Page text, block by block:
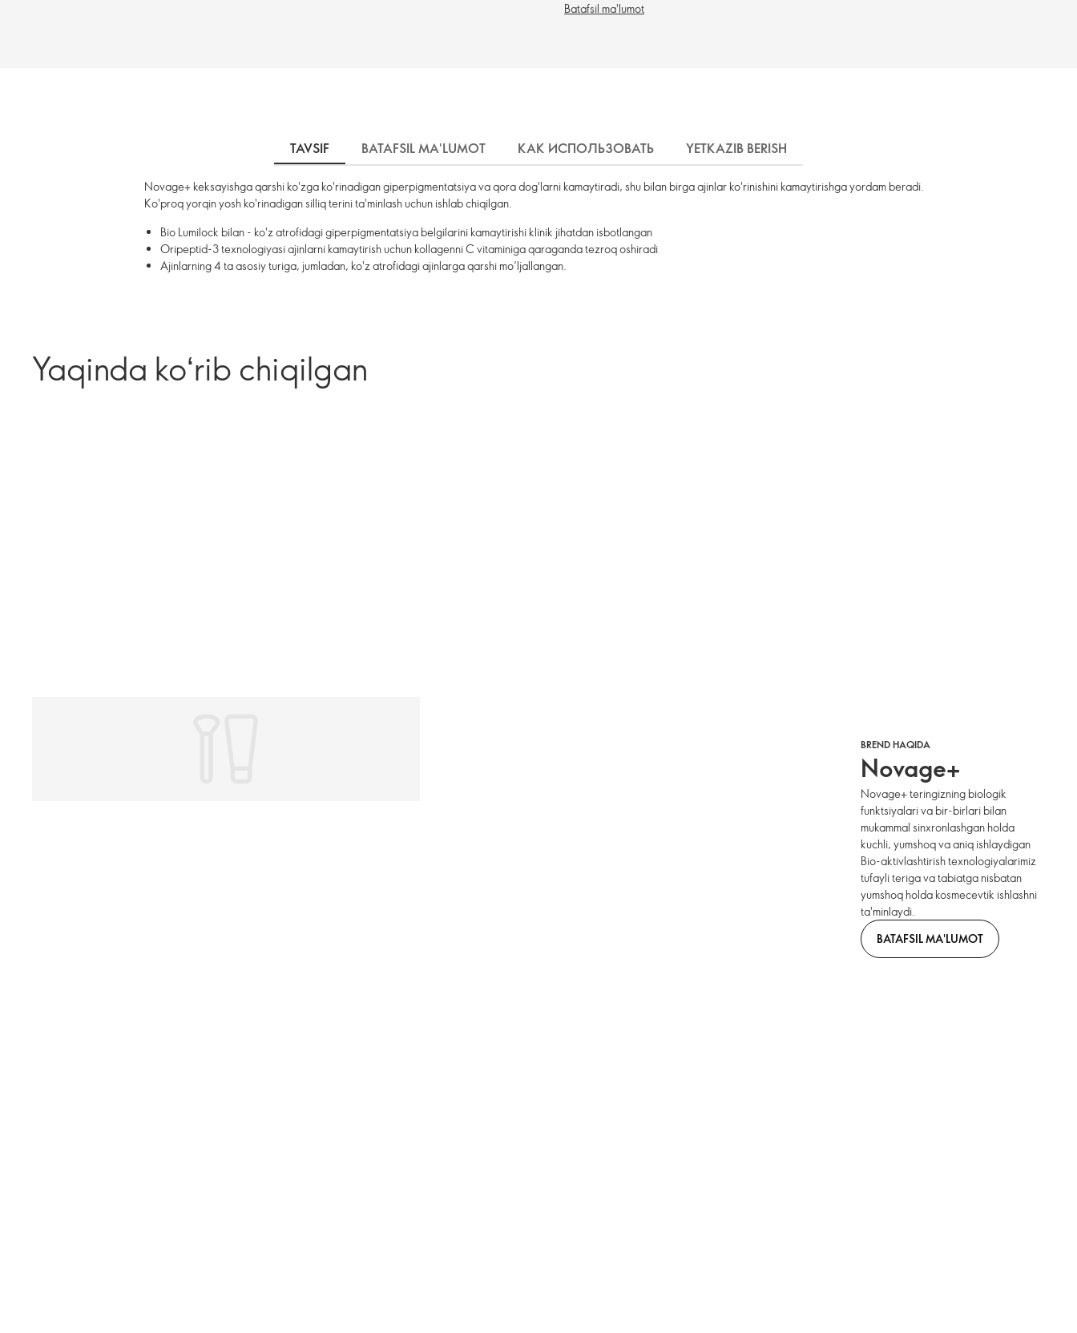
Batafsil ma'lumot
TAVSIF BATAFSIL MA'LUMOT КАК ИСПОЛЬЗОВАТЬ YETKAZIB BERISH
Novage+ keksayishga qarshi ko'zga ko'rinadigan giperpigmentatsiya va qora dog'larni kamaytiradi, shu bilan birga ajinlar ko'rinishini kamaytirishga yordam beradi.
Ko'proq yorqin yosh ko'rinadigan silliq terini ta'minlash uchun ishlab chiqilgan.
Bio Lumilock bilan - ko'z atrofidagi giperpigmentatsiya belgilarini kamaytirishi klinik jihatdan isbotlangan
Oripeptid-3 texnologiyasi ajinlarni kamaytirish uchun kollagenni C vitaminiga qaraganda tezroq oshiradi
Ajinlarning 4 ta asosiy turiga, jumladan, ko'z atrofidagi ajinlarga qarshi mo‘ljallangan.
Yaqinda koʻrib chiqilgan
BREND HAQIDA
Novage+
Novage+ teringizning biologik
funktsiyalari va bir-birlari bilan
mukammal sinxronlashgan holda
kuchli, yumshoq va aniq ishlaydigan
Bio-aktivlashtirish texnologiyalarimiz
tufayli teriga va tabiatga nisbatan
yumshoq holda kosmecevtik ishlashni
ta'minlaydi.
BATAFSIL MA'LUMOT